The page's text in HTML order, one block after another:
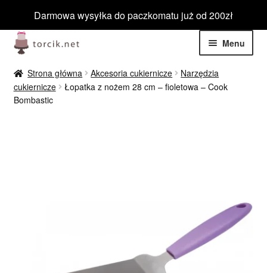
Darmowa wysyłka do paczkomatu już od 200zł
Przejdź
do
nawigacji
Przejdź
do
treści
Menu
Jadalne
Niejadalne
Strona główna Akcesoria cukiernicze
Narzędzia
cukiernicze
Łopatka z nożem 28 cm – fioletowa – Cook
Bombastic